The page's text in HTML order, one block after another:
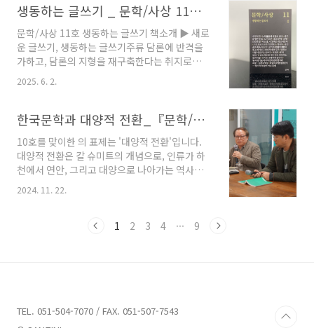
한다. 따라서 이번 글은 바다를 통해 인간 존재의
한계를 ..
반을 주관하는 두 편집위원이기에 보다 풍성하고
다채로운 이야기를 들을 수 있었습니다.이번 북
토크에서는 특집 글 '일하는 사람이 일구는 글쓰
기'를 주제로 이야기를 나누며 김대성 선생님의
소중한 책들을 직접 소개받았습니다. 북토크라고
하면 보통 하나의 책을 앞두고 주로 듣기만 하는
즐거웠던 현장을 지금 바로 소개합니다. 김만석
편집..
생동하는 글쓰기 _ 문학/사상 11호 :: 책 소개
문학/사상 11호 생동하는 글쓰기 책소개 ▶ 새로
운 글쓰기, 생동하는 글쓰기주류 담론에 반격을
가하고, 담론의 지형을 재구축한다는 취지로
사상』이 11호를 맞이하였다. 이번 11호는 기존
글쓰기에 주목하였다. 권두현은 「글은 숲의 꿈
을 꾸는가: 글의 전생(前生/轉生) 또는 파이토그
라피의 대안 우주」에서 ‘파이토그라피’라는 새
로운 글쓰기 방식에 주목한다. 파이토그라피는
단순히 자연을 기록하는 것을 넘어, 식물과 인간
의 관계를 기록하며, 기존의 언어 중심적 기록을
관계망에 주목하며, 파이토그라피는 이러한 관계
2025. 6. 2.
한국문학과 대양적 전환_『문학/사상 10 - 대양적 전환』 북토크 후기
10호를 맞이한 의 표제는 '대양적 전환'입니다.
대양적 전환은 칼 슈미트의 개념으로, 인류가 하
천에서 연안, 그리고 대양으로 나아가는 역사적
과정을 의미합니다. 이러한 표제 아래 10호는 한
국문학을 대양적 전환이라는 관점에서 사유하고
념하는 북토크가 열렸습니다. 직접 원고를 쓰신
입니다. 서구의 대양적 전환은 16세기인데, 우리
는 일제 시대로 인해 전혀 가능하지 않았고, 해방
2024. 11. 22.
1 2 3 4 ··· 9
TEL. 051-504-7070 / FAX. 051-507-7543